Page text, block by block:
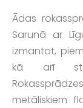
Ādas
Sarunā ar
izmantot,
kā arī
metāliskiem